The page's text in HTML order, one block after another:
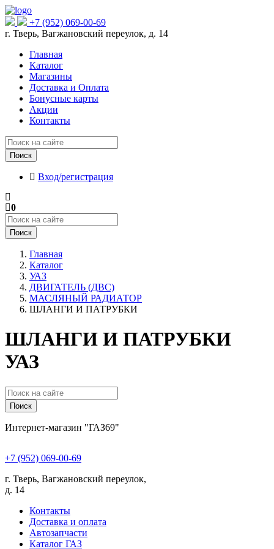
+7 (952) 069-00-69
г. Тверь, Вагжановский переулок, д. 14
Главная
Каталог
Магазины
Доставка и Оплата
Бонусные карты
Акции
Контакты
Поиск
Вход/регистрация
0
Поиск
Главная
Каталог
УАЗ
ДВИГАТЕЛЬ (ДВС)
МАСЛЯНЫЙ РАДИАТОР
ШЛАНГИ И ПАТРУБКИ
ШЛАНГИ И ПАТРУБКИ
УАЗ
Поиск
Интернет-магазин "ГАЗ69"
+7 (952) 069-00-69
г. Тверь, Вагжановский переулок,
д. 14
Контакты
Доставка и оплата
Автозапчасти
Каталог ГАЗ